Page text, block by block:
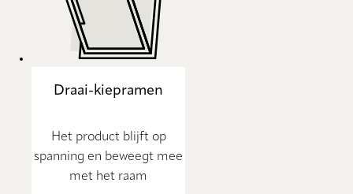
Draai-kiepramen
Het product blijft op
spanning en beweegt mee
met het raam